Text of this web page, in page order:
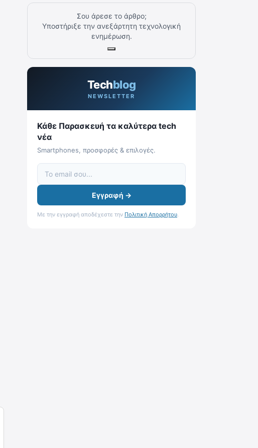
Σου άρεσε το άρθρο;
Υποστήριξε την ανεξάρτητη τεχνολογική
ενημέρωση.
Techblog
NEWSLETTER
Κάθε Παρασκευή τα καλύτερα tech
νέα
Smartphones, προσφορές & επιλογές.
Εγγραφή →
Με την εγγραφή αποδέχεστε την Πολιτική Απορρήτου.